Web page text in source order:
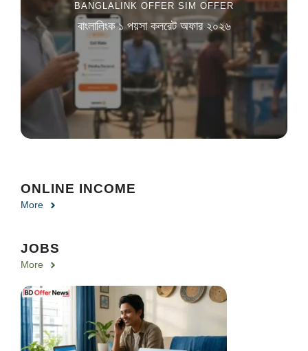
BANGLALINK OFFER SIM OFFER
বাংলালিংক ১ পয়সা কলরেট অফার ২০২৬
ONLINE INCOME
More
JOBS
More